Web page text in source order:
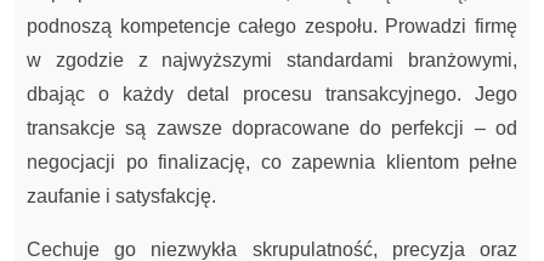
podnoszą kompetencje całego zespołu. Prowadzi firmę
w zgodzie z najwyższymi standardami branżowymi,
dbając o każdy detal procesu transakcyjnego. Jego
transakcje są zawsze dopracowane do perfekcji – od
negocjacji po finalizację, co zapewnia klientom pełne
zaufanie i satysfakcję.
Cechuje go niezwykła skrupulatność, precyzja oraz